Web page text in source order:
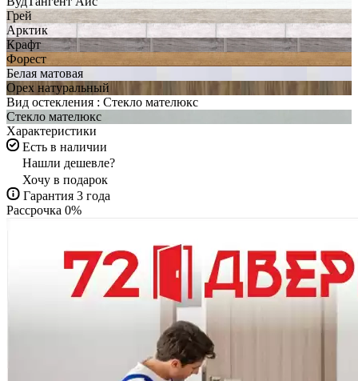
Грей
Арктик
Крафт
Форест
Белая матовая
Орех натуральный
Вид остекления : Стекло мателюкс
Стекло мателюкс
Характеристики
Есть в наличии
Нашли дешевле?
Хочу в подарок
Гарантия 3 года
Рассрочка 0%